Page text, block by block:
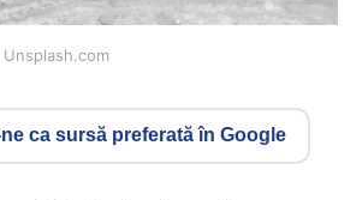
ca sursă preferată în Google